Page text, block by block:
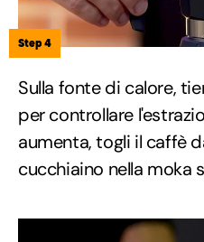
Step 4
Sulla fonte di calore,
per controllare
aumenta, togli il caffè
cucchiaino nella moka